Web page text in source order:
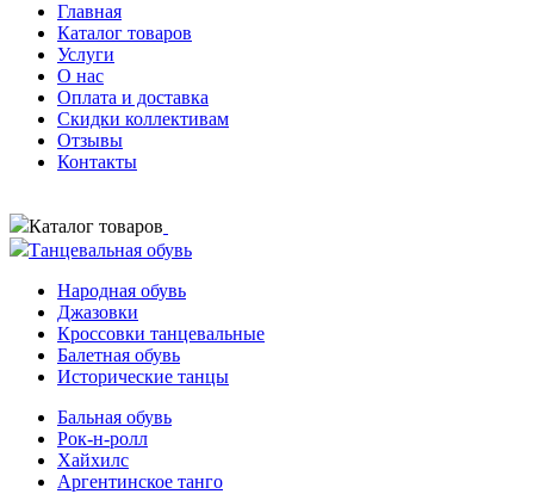
Главная
Каталог товаров
Услуги
О нас
Оплата и доставка
Скидки коллективам
Отзывы
Контакты
Каталог товаров
Танцевальная обувь
Народная обувь
Джазовки
Кроссовки танцевальные
Балетная обувь
Исторические танцы
Бальная обувь
Рок-н-ролл
Хайхилс
Аргентинское танго